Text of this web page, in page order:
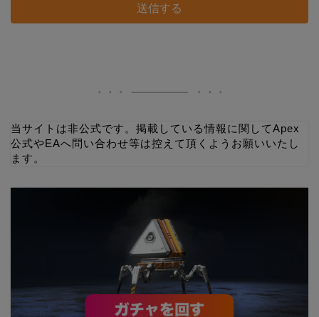
当サイトは非公式です。掲載している情報に関してApex
公式やEAへ問い合わせ等は控えて頂くようお願いいたし
ます。